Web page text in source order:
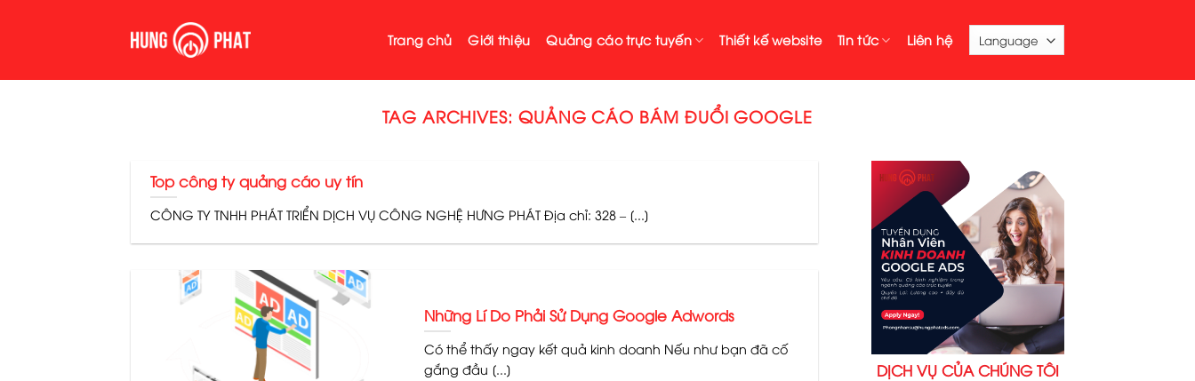
Trang chủ Giới thiệu Quảng cáo trực tuyến Thiết kế website Tin tức Liên hệ
TAG ARCHIVES: QUẢNG CÁO BÁM ĐUỔI GOOGLE
Top công ty quảng cáo uy tín
CÔNG TY TNHH PHÁT TRIỂN DỊCH VỤ CÔNG NGHỆ HƯNG PHÁT Địa chỉ: 328 – [...]
Những Lí Do Phải Sử Dụng Google Adwords
Có thể thấy ngay kết quả kinh doanh Nếu như bạn đã cố
gắng đầu [...]
DỊCH VỤ CỦA CHÚNG TÔI